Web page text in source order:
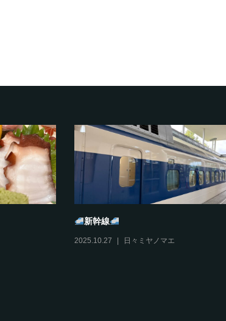
新幹線
2025.10.27 日々ミヤノマエ